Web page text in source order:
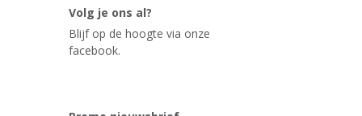
Volg je ons al?
Blijf op de hoogte via onze
facebook.